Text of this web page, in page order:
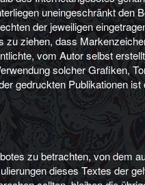
uneingeschränkt den
der jeweiligen
zu ziehen, dass
vom Autor selbst
solcher Grafiken,
gedruckten Publikationen ist
zu betrachten, von dem
dieses Textes der